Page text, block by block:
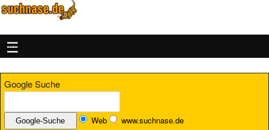
MENU
Google Suche
Web www.suchnase.de